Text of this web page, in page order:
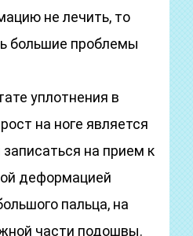
не лечить, то
большие проблемы
уплотнения в
на ноге является
на прием к
деформацией
пальца, на
части подошвы.